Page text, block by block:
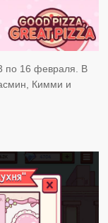
по 16 февраля. В
Кимми и